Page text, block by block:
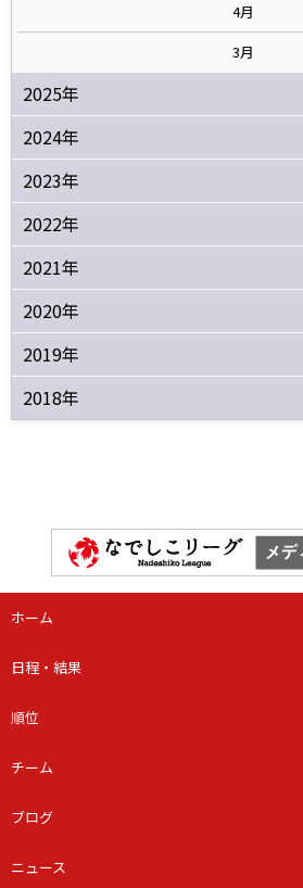
4月
3月
2025年
2024年
2023年
2022年
2021年
2020年
2019年
2018年
ホーム
日程・結果
順位
チーム
ブログ
ニュース